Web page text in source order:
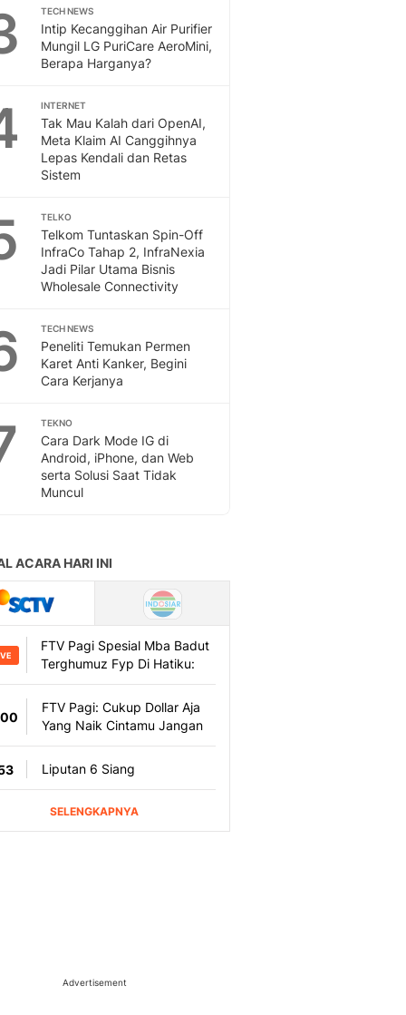
TECH NEWS
Intip Kecanggihan Air Purifier
Mungil LG PuriCare AeroMini,
Berapa Harganya?
INTERNET
Tak Mau Kalah dari OpenAI,
Meta Klaim AI Canggihnya
Lepas Kendali dan Retas
Sistem
TELKO
Telkom Tuntaskan Spin-Off
InfraCo Tahap 2, InfraNexia
Jadi Pilar Utama Bisnis
Wholesale Connectivity
TECH NEWS
Peneliti Temukan Permen
Karet Anti Kanker, Begini
Cara Kerjanya
TEKNO
Cara Dark Mode IG di
Android, iPhone, dan Web
serta Solusi Saat Tidak
Muncul
Advertisement